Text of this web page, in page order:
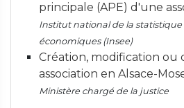
principale (APE) d'une
Institut national de la statistique
économiques (Insee)
Création, modification ou
association en Alsace-
Ministère chargé de la justice